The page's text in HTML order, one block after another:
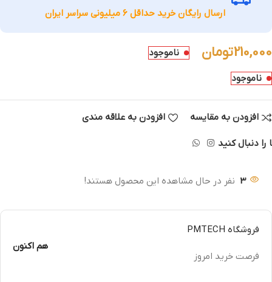
ارسال رایگان خرید حداقل 6 میلیونی سراسر ایران
210,000تومان ناموجود
ناموجود
افزودن به مقایسه افزودن به علاقه مندی
را دنبال کنید
3 نفر در حال مشاهده این محصول هستند!
فروشگاه PMTECH
فرصت خرید امروز
هم اکنون